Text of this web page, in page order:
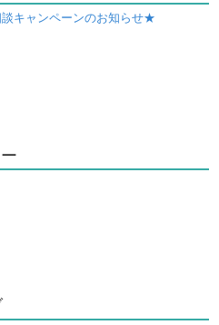
キャンペーンのお知らせ★